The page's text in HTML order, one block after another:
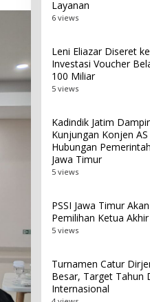
Layanan
6 views
Leni Eliazar Diseret
Investasi Voucher
100 Miliar
5 views
Kadindik Jatim
Kunjungan Konjen
Hubungan
Jawa Timur
5 views
PSSI Jawa Timur
Pemilihan Ketua
5 views
Turnamen Catur
Besar, Target Tahun
Internasional